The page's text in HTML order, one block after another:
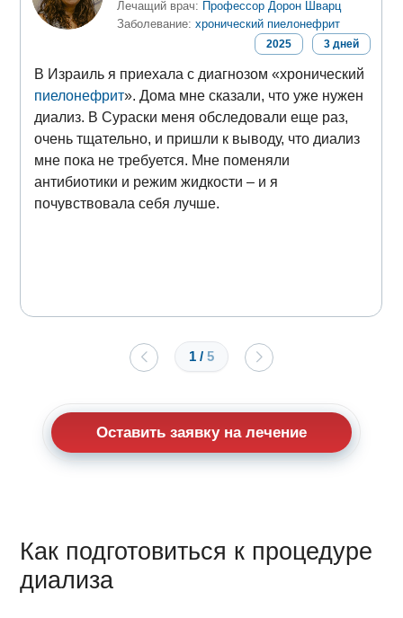
Лечащий врач: Профессор Дорон Шварц
Заболевание:хронический пиелонефрит
2025 3 дней
В Израиль я приехала с диагнозом «хронический
пиелонефрит». Дома мне сказали, что уже нужен
диализ. В Сураски меня обследовали еще раз,
очень тщательно, и пришли к выводу, что диализ
мне пока не требуется. Мне поменяли
антибиотики и режим жидкости – и я
почувствовала себя лучше.
1 / 5
Оставить заявку на лечение
Как подготовиться к процедуре
диализа